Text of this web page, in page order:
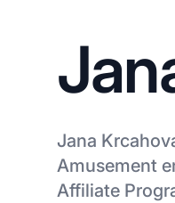
Jana
Amusement
Affiliate